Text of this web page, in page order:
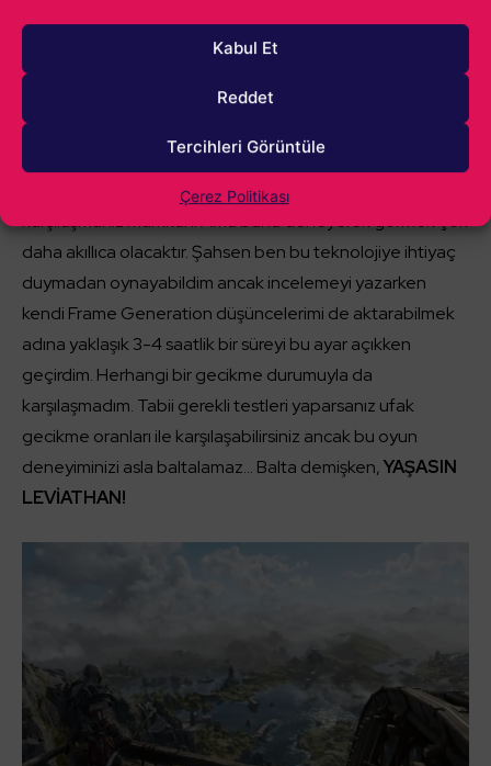
Kabul Et
Reddet
Tercihleri Görüntüle
Çerez Politikası
herkesin hakkı. Örneğin
Frame Generation
günümüzün en kıymetli özelliklerinden birisi. Düşük sistem
özellikli bilgisayarlarda daha yüksek FPS alabilmenizi
sağlayan bu yenilik, herhangi bir piksel kaybı yaşatmadan
da sizlere güzel görüntüler sunabiliyor. Eksisi var mı, belki.
Örneğin Input Lag diyebileceğimiz bazı sorunlarla
karşılaşmanız mümkün. Ama bunu deneyerek görmek çok
daha akıllıca olacaktır. Şahsen ben bu teknolojiye ihtiyaç
duymadan oynayabildim ancak incelemeyi yazarken
kendi Frame Generation düşüncelerimi de aktarabilmek
adına yaklaşık 3-4 saatlik bir süreyi bu ayar açıkken
geçirdim. Herhangi bir gecikme durumuyla da
karşılaşmadım. Tabii gerekli testleri yaparsanız ufak
gecikme oranları ile karşılaşabilirsiniz ancak bu oyun
deneyiminizi asla baltalamaz… Balta demişken,YAŞASIN
LEVİATHAN!